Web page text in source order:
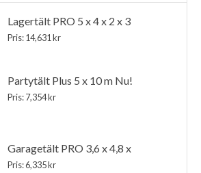
Lagertält PRO 5 x 4 x 2 x 3
Pris: 14,631 kr
Partytält Plus 5 x 10 m Nu!
Pris: 7,354 kr
Garagetält PRO 3,6 x 4,8 x
Pris: 6,335 kr